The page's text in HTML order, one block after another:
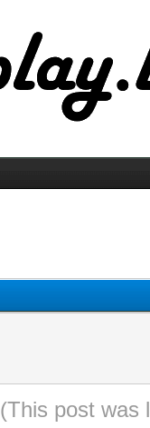
(This post was